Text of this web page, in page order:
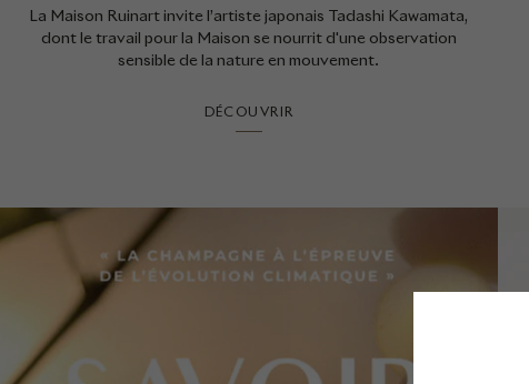
La Maison Ruinart invite l’artiste japonais Tadashi Kawamata,
dont le travail pour la Maison se nourrit d'une observation
sensible de la nature en mouvement.
DÉCOUVRIR